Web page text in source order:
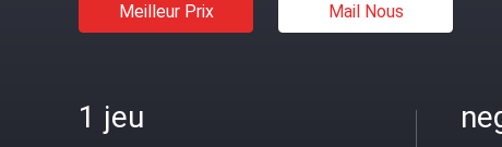
Meilleur Prix Mail Nous
1 jeu